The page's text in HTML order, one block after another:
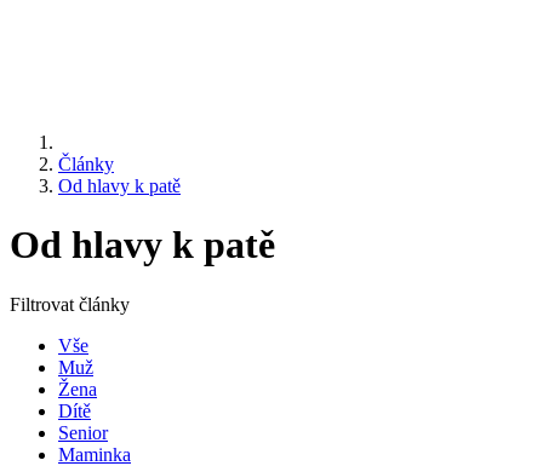
Články
Od hlavy k patě
Od hlavy k patě
Filtrovat články
Vše
Muž
Žena
Dítě
Senior
Maminka